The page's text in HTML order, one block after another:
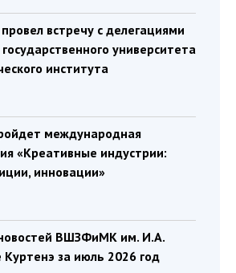
встречу с делегациями
университета
института
международная
«Креативные индустрии:
инновации»
ВШЗФиМК им. И.А.
за июль 2026 год